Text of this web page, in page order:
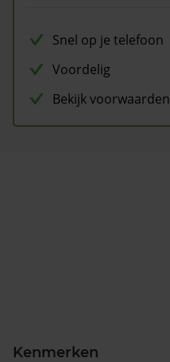
Snel op je telefoon
Voordelig
Bekijk voorwaarden
Kenmerken